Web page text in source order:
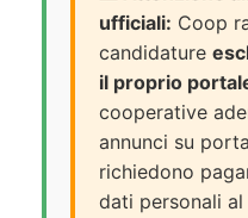
ufficiali: Coop
candidature
il proprio
cooperative
annunci su
richiedono
dati personali